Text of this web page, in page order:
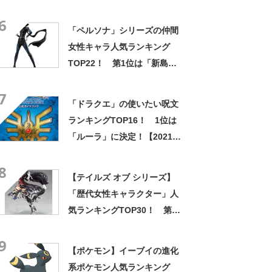
「ペルソナ」シリーズの仲間
女性キャラ人気ランキング
TOP22！ 第1位は「新島
「ドラクエ」の使いたい呪文
ランキングTOP16！ 1位は
「ルーラ」に決定！【2021年
【テイルズ オブ シリーズ】
「歴代女性キャラクター」人
気ランキングTOP30！ 第1
【ポケモン】イーブイの進化
系ポケモン人気ランキング